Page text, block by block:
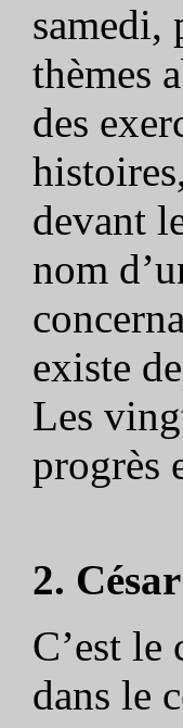
samedi,
thèmes
des
devant
nom
existe
Les
progrès
2.
C’est le
dans le